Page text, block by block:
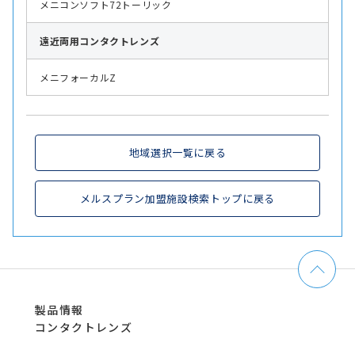
メニコンソフト72トーリック
遠近両用コンタクトレンズ
メニフォーカルZ
地域選択一覧に戻る
メルスプラン加盟施設検索トップに戻る
製品情報
コンタクトレンズ